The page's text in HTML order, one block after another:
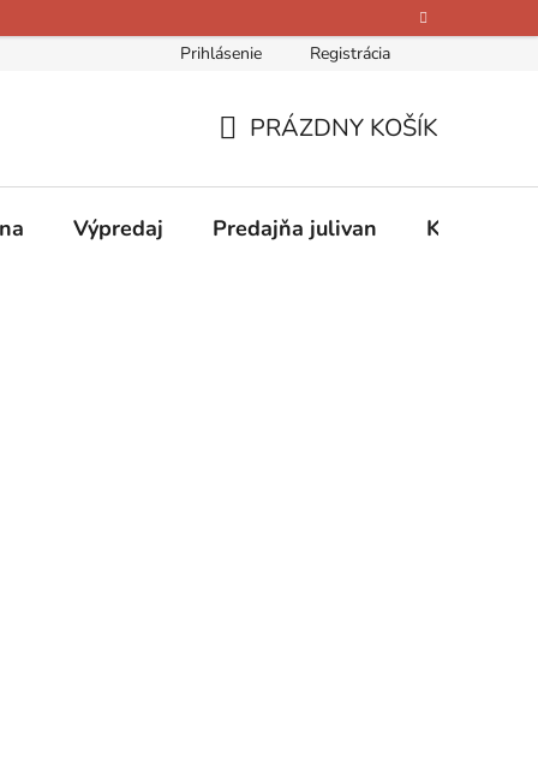
Kontakty O nás Hodnotenie obchodu
Prihlásenie Registrácia
KOŠÍK
PRÁZDNY KOŠÍK
Výpredaj Predajňa julivan Kontakty